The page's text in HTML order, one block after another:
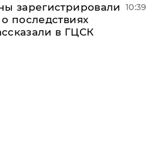
зарегистрировали
последствиях
в ГЦСК
10:39